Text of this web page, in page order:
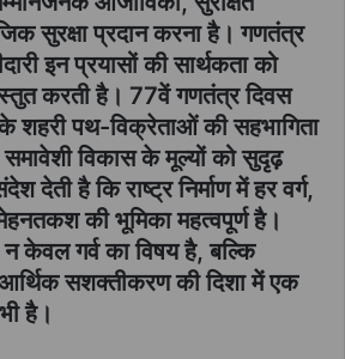
सुरक्षा प्रदान करना है। गणतंत्र
इन प्रयासों की सार्थकता को
करती है। 77वें गणतंत्र दिवस
शहरी पथ-विक्रेताओं की सहभागिता
विकास के मूल्यों को सुदृढ़
देती है कि राष्ट्र निर्माण में हर वर्ग,
की भूमिका महत्वपूर्ण है।
केवल गर्व का विषय है, बल्कि
सशक्तीकरण की दिशा में एक
है।